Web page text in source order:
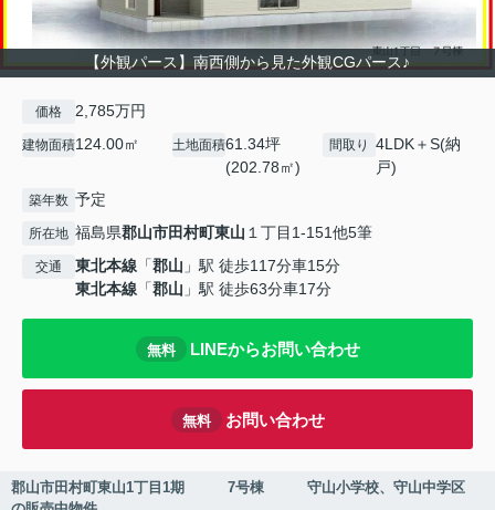
【外観パース】南西側から見た外観CGパース♪
価格 2,785万円
建物面積124.00㎡ 土地面積61.34坪
(202.78㎡)
間取り
4LDK＋S(納
戸)
築年数 予定
所在地 福島県郡山市田村町東山 １丁目1-151他5筆
交通 東北本線 「郡山 」駅 徒歩117分車15分
東北本線 「郡山 」駅 徒歩63分車17分
無料 LINEからお問い合わせ
無料 お問い合わせ
郡山市田村町東山1丁目1期 7号棟 守山小学校、守山中学区